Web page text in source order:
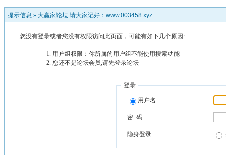
提示信息 » 大赢家论坛 请大家记好：www.003458.xyz
您没有登录或者您没有权限访问此页面，可能有如下几个原因:
用户组权限：你所属的用户组不能使用搜索功能
您还不是论坛会员,请先登录论坛
登录
用户名
密 码
隐身登录